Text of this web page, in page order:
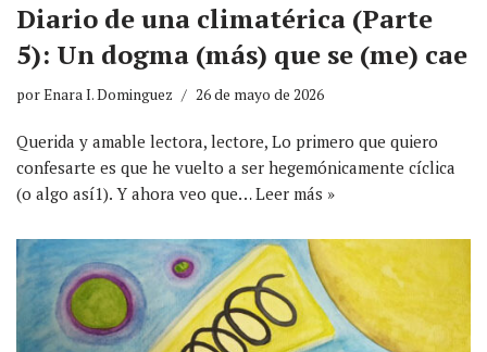
Diario de una climatérica (Parte
5): Un dogma (más) que se (me) cae
porEnara I. Dominguez 26 de mayo de 2026
Querida y amable lectora, lectore, Lo primero que quiero
confesarte es que he vuelto a ser hegemónicamente cíclica
(o algo así1). Y ahora veo que…Leer más »